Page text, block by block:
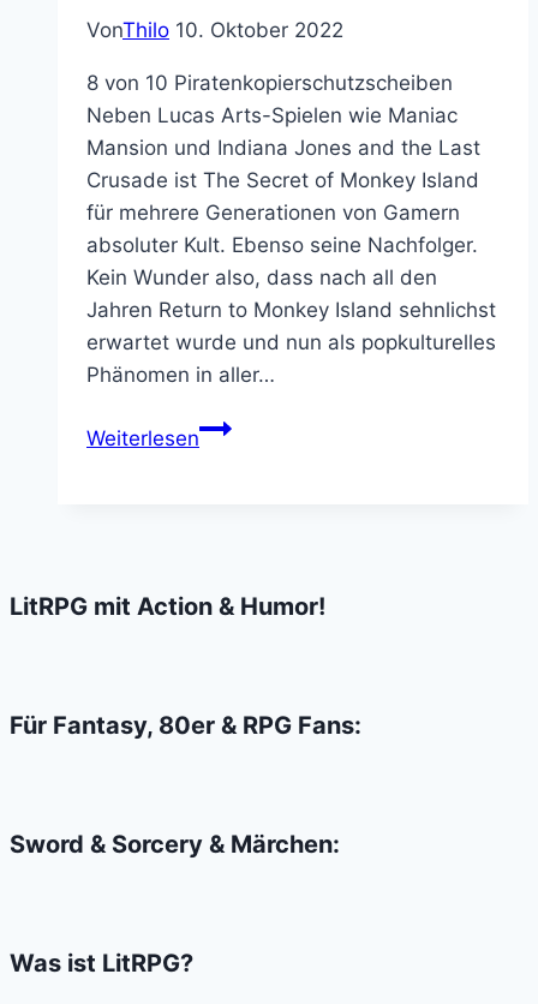
VonThilo 10. Oktober 2022
8 von 10 Piratenkopierschutzscheiben
Neben Lucas Arts-Spielen wie Maniac
Mansion und Indiana Jones and the Last
Crusade ist The Secret of Monkey Island
für mehrere Generationen von Gamern
absoluter Kult. Ebenso seine Nachfolger.
Kein Wunder also, dass nach all den
Jahren Return to Monkey Island sehnlichst
erwartet wurde und nun als popkulturelles
Phänomen in aller…
WeiterlesenReturn
LitRPG mit Action & Humor!
Für Fantasy, 80er & RPG Fans:
Sword & Sorcery & Märchen:
Was ist LitRPG?